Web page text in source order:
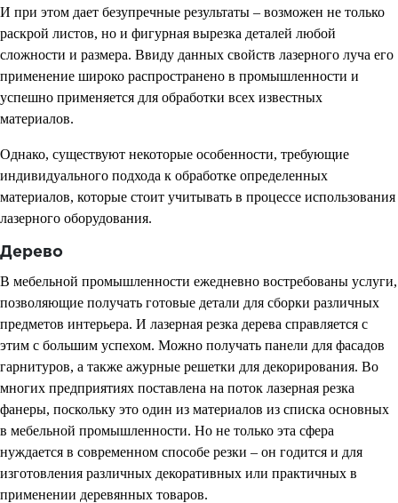
И при этом дает безупречные результаты – возможен не только
раскрой листов, но и фигурная вырезка деталей любой
сложности и размера. Ввиду данных свойств лазерного луча его
применение широко распространено в промышленности и
успешно применяется для обработки всех известных
материалов.
Однако, существуют некоторые особенности, требующие
индивидуального подхода к обработке определенных
материалов, которые стоит учитывать в процессе использования
лазерного оборудования.
Дерево
В мебельной промышленности ежедневно востребованы услуги,
позволяющие получать готовые детали для сборки различных
предметов интерьера. И лазерная резка дерева справляется с
этим с большим успехом. Можно получать панели для фасадов
гарнитуров, а также ажурные решетки для декорирования. Во
многих предприятиях поставлена на поток лазерная резка
фанеры, поскольку это один из материалов из списка основных
в мебельной промышленности. Но не только эта сфера
нуждается в современном способе резки – он годится и для
изготовления различных декоративных или практичных в
применении деревянных товаров.